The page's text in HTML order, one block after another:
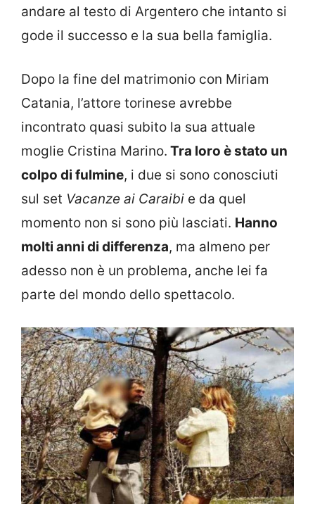
andare al testo di Argentero che intanto si
gode il successo e la sua bella famiglia.
Dopo la fine del matrimonio con Miriam
Catania, l’attore torinese avrebbe
incontrato quasi subito la sua attuale
moglie Cristina Marino. Tra loro è stato un
colpo di fulmine, i due si sono conosciuti
sul set Vacanze ai Caraibi e da quel
momento non si sono più lasciati. Hanno
molti anni di differenza, ma almeno per
adesso non è un problema, anche lei fa
parte del mondo dello spettacolo.